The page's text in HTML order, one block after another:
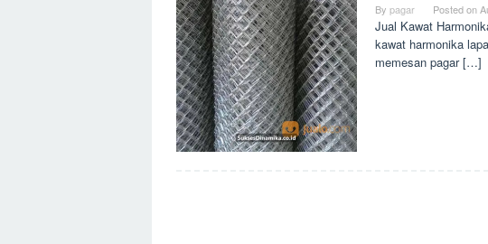
By pagar Posted on
Jual Kawat
kawat harmonika
memesan pagar […]